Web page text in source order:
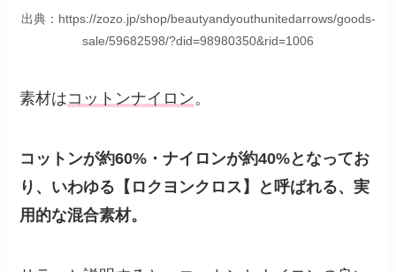
出典：https://zozo.jp/shop/beautyandyouthunitedarrows/goods-
sale/59682598/?did=98980350&rid=1006
素材はコットンナイロン。
コットンが約60%・ナイロンが約40%となってお
り、いわゆる【ロクヨンクロス】と呼ばれる、実
用的な混合素材。